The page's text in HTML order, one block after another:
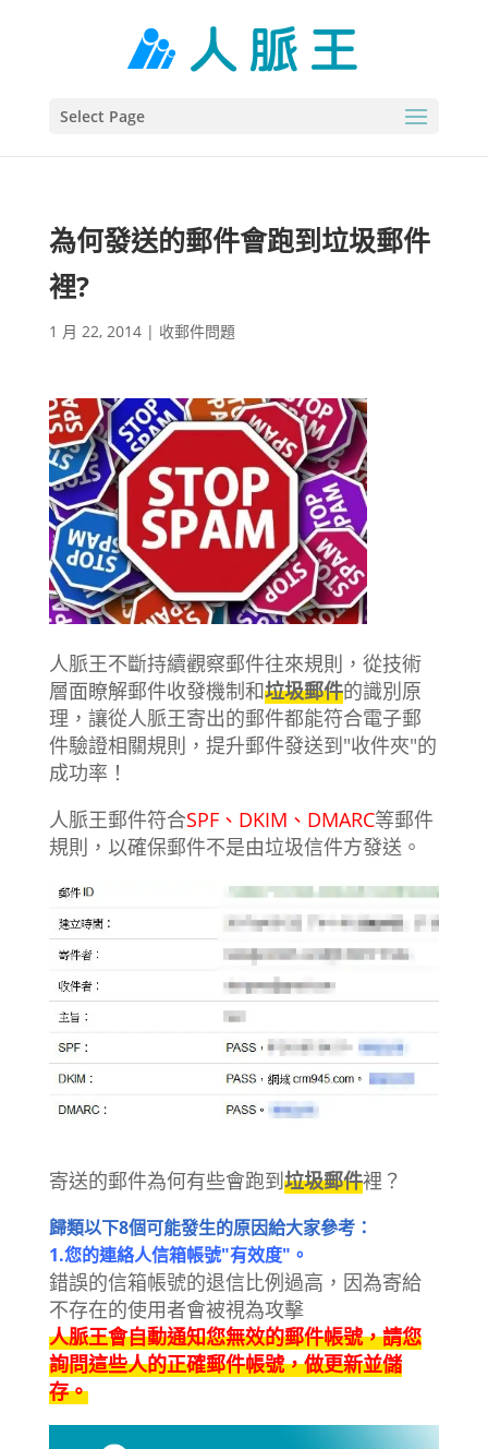
Select Page
為何發送的郵件會跑到垃圾郵件
裡?
1 月 22, 2014| 收郵件問題
人脈王不斷持續觀察郵件往來規則，從技術
層面瞭解郵件收發機制和垃圾郵件的識別原
理，讓從人脈王寄出的郵件都能符合電子郵
件驗證相關規則，提升郵件發送到"收件夾"的
成功率！
人脈王郵件符合SPF、DKIM、DMARC等郵件
規則，以確保郵件不是由垃圾信件方發送。
寄送的郵件為何有些會跑到垃圾郵件裡？
歸類以下8個可能發生的原因給大家參考：
1.您的連絡人信箱帳號"有效度"。
錯誤的信箱帳號的退信比例過高，因為寄給
不存在的使用者會被視為攻擊
人脈王會自動通知您無效的郵件帳號，請您
詢問這些人的正確郵件帳號，做更新並儲
存。